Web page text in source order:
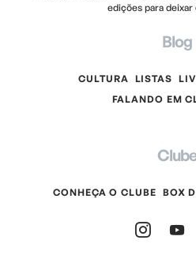
edições para deixar
Blog
CULTURA LISTAS
FALANDO EM
CONHEÇA O CLUBE BOX